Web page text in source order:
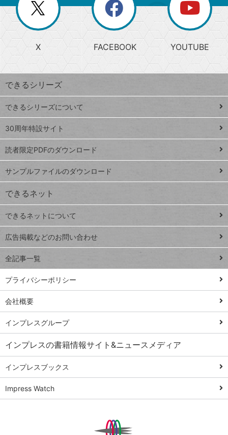
じ
る
search
検
索
上
昇
ワ
ー
ド
Google
スプレ
ッドシ
ート
iPhone
VLOOKUP
close
閉じ
る
閉
じ
る
ー
か
ら
探
す
ト
ッ
プ
ペ
ジ
連載
Excel Q&A
トイアンナ流仕
事術
PowerAutomate
ではじめる業務
の完全自動化
AI議事録作成術
Windows 11
Q&A
Teams踏み込み
活用術
Excel講師の仕事
術
X FACEBOOK YOUTUBE
できるシリーズ
できるシリーズについて
30周年特設サイト
読者限定PDFのダウンロード
サンプルファイルのダウンロード
できるネット
できるネットについて
広告掲載などのお問い合わせ
全記事一覧
プライバシーポリシー
会社概要
インプレスグループ
インプレスの書籍情報サイト&ニュースメディア
インプレスブックス
Impress Watch